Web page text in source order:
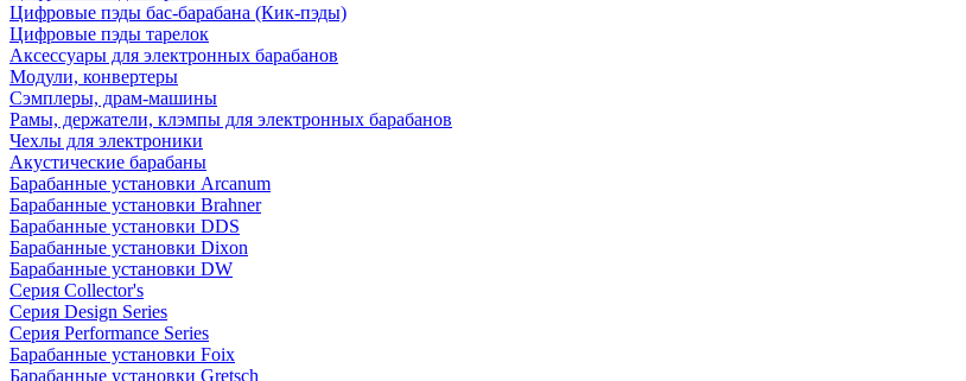
Цифровые пэды бас-барабана (Кик-пэды)
Цифровые пэды тарелок
Аксессуары для электронных барабанов
Модули, конвертеры
Сэмплеры, драм-машины
Рамы, держатели, клэмпы для электронных барабанов
Чехлы для электроники
Акустические барабаны
Барабанные установки Arcanum
Барабанные установки Brahner
Барабанные установки DDS
Барабанные установки Dixon
Барабанные установки DW
Серия Collector's
Серия Design Series
Серия Performance Series
Барабанные установки Foix
Барабанные установки Gretsch